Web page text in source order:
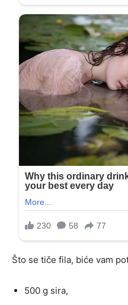
Što se tiče fila, biće vam
500 g sira,